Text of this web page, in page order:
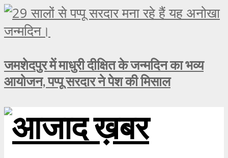
जमशेदपुर में माधुरी दीक्षित के जन्मदिन का भव्य
आयोजन, पप्पू सरदार ने पेश की मिसाल